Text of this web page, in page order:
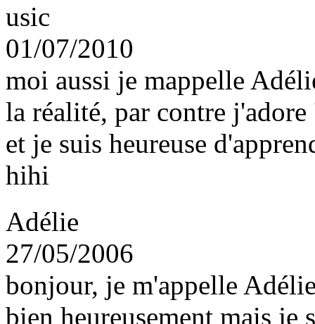
usic
01/07/2010
moi aussi je mappelle
la réalité, par contre
et je suis heureuse
hihi
Adélie
27/05/2006
bonjour, je m'appelle
bien heureusement mais je